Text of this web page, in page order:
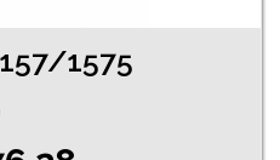
1575